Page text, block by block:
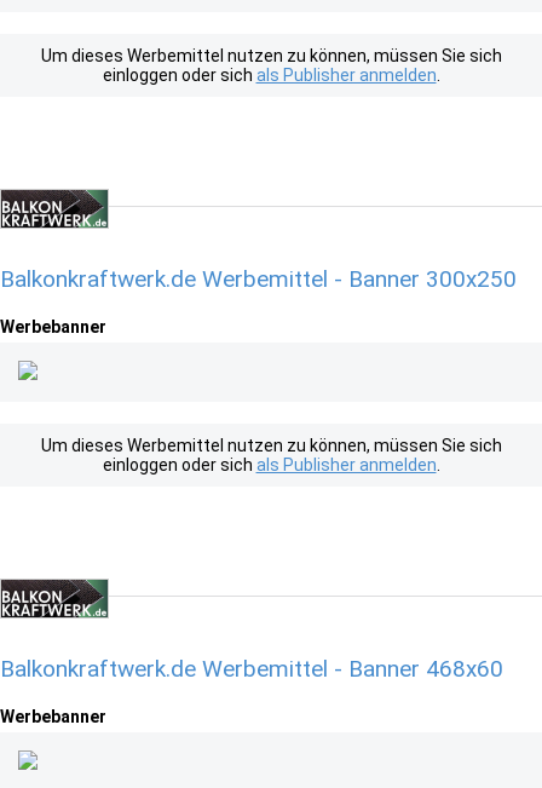
Um dieses Werbemittel nutzen zu können, müssen Sie sich
einloggen oder sich als Publisher anmelden
Balkonkraftwerk.de Werbemittel - Banner 300x250
Werbebanner
Um dieses Werbemittel nutzen zu können, müssen Sie sich
einloggen oder sich als Publisher anmelden
Balkonkraftwerk.de Werbemittel - Banner 468x60
Werbebanner